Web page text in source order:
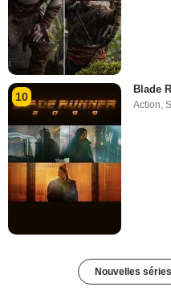
10
Blade
Action ,
Nouvelles